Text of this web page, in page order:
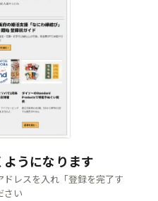
うになります
レスを入れ「登録を完了す
さい